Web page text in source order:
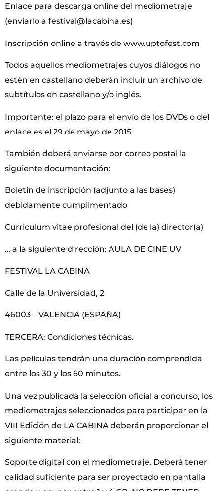
Enlace para descarga online del mediometraje
(enviarlo a festival@lacabina.es)
Inscripción online a través de www.uptofest.com
Todos aquellos mediometrajes cuyos diálogos no
estén en castellano deberán incluir un archivo de
subtítulos en castellano y/o inglés.
Importante: el plazo para el envío de los DVDs o del
enlace es el 29 de mayo de 2015.
También deberá enviarse por correo postal la
siguiente documentación:
Boletín de inscripción (adjunto a las bases)
debidamente cumplimentado
Curriculum vitae profesional del (de la) director(a)
… a la siguiente dirección: AULA DE CINE UV
FESTIVAL LA CABINA
Calle de la Universidad, 2
46003 – VALENCIA (ESPAÑA)
TERCERA: Condiciones técnicas.
Las películas tendrán una duración comprendida
entre los 30 y los 60 minutos.
Una vez publicada la selección oficial a concurso, los
mediometrajes seleccionados para participar en la
VIII Edición de LA CABINA deberán proporcionar el
siguiente material:
Soporte digital con el mediometraje. Deberá tener
calidad suficiente para ser proyectado en pantalla